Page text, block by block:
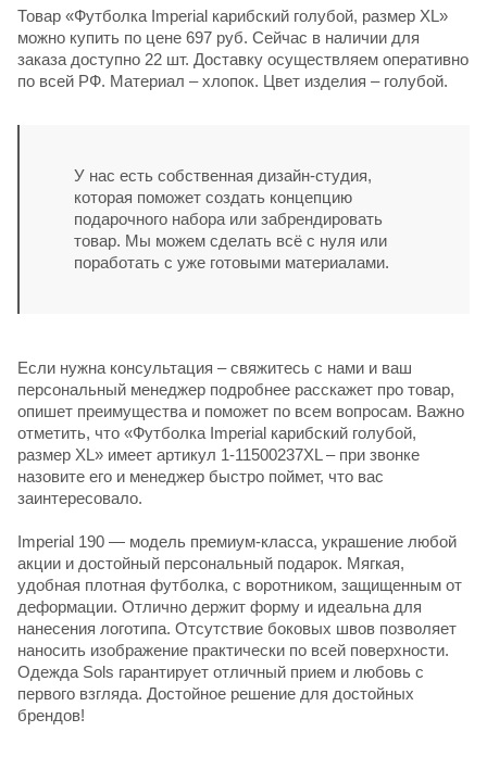
Товар «Футболка Imperial карибский голубой, размер XL»
можно купить по цене 697 руб. Сейчас в наличии для
заказа доступно 22 шт. Доставку осуществляем оперативно
по всей РФ. Материал – хлопок. Цвет изделия – голубой.
У нас есть собственная дизайн-студия,
которая поможет создать концепцию
подарочного набора или забрендировать
товар. Мы можем сделать всё с нуля или
поработать с уже готовыми материалами.
Если нужна консультация – свяжитесь с нами и ваш
персональный менеджер подробнее расскажет про товар,
опишет преимущества и поможет по всем вопросам. Важно
отметить, что «Футболка Imperial карибский голубой,
размер XL» имеет артикул 1-11500237XL – при звонке
назовите его и менеджер быстро поймет, что вас
заинтересовало.
Imperial 190 — модель премиум-класса, украшение любой
акции и достойный персональный подарок. Мягкая,
удобная плотная футболка, с воротником, защищенным от
деформации. Отлично держит форму и идеальна для
нанесения логотипа. Отсутствие боковых швов позволяет
наносить изображение практически по всей поверхности.
Одежда Sols гарантирует отличный прием и любовь с
первого взгляда. Достойное решение для достойных
брендов!